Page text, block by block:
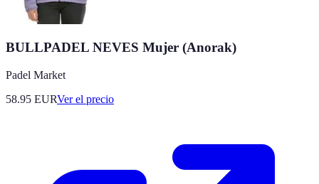
BULLPADEL NEVES Mujer (Anorak)
Padel Market
58.95 EURVer el precio